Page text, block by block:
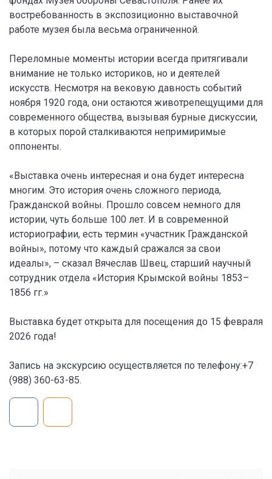
востребованность в экспозиционно выставочной
работе музея была весьма ограниченной.
Переломные моменты истории всегда притягивали
внимание не только историков, но и деятелей
искусств. Несмотря на вековую давность событий
ноября 1920 года, они остаются животрепещущими для
современного общества, вызывая бурные дискуссии,
в которых порой сталкиваются непримиримые
оппоненты.
«Выставка очень интересная и она будет интересна
многим. Это история очень сложного периода,
Гражданской войны. Прошло совсем немного для
истории, чуть больше 100 лет. И в современной
историографии, есть термин «участник Гражданской
войны», потому что каждый сражался за свои
идеалы», – сказал Вячеслав Швец, старший научный
сотрудник отдела «История Крымской войны 1853–
1856 гг.»
Выставка будет открыта для посещения до 15 февраля
2026 года!
Запись на экскурсию осуществляется по телефону:+7
(988) 360-63-85.